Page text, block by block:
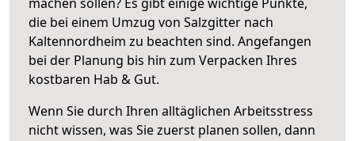
die bei einem Umzug von Salzgitter nach
Kaltennordheim zu beachten sind. Angefangen
bei der Planung bis hin zum Verpacken Ihres
kostbaren Hab & Gut.
Wenn Sie durch Ihren alltäglichen Arbeitsstress
nicht wissen, was Sie zuerst planen sollen, dann